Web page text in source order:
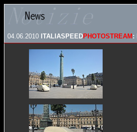
04.06.2010 ITALIASPEEDPHOTOSTREAM :